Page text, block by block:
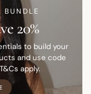
BUNDLE
20%
to build your
and use code
apply.